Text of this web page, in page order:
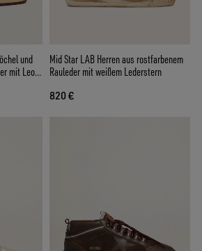
und
mit Leo-
Mid Star LAB Herren aus rostfarbenem
Rauleder mit weißem Lederstern
820 €